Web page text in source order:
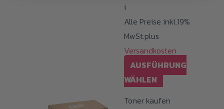
i
Alle Preise inkl.19%
MwSt.plus
Versandkosten
AUSFÜHRUNG
WÄHLEN Dieses
Toner kaufen